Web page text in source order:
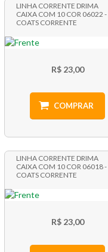
LINHA CORRENTE DRIMA
CAIXA COM 10 COR 06022 -
COATS CORRENTE
R$ 23,00
COMPRAR
LINHA CORRENTE DRIMA
CAIXA COM 10 COR 06018 -
COATS CORRENTE
R$ 23,00